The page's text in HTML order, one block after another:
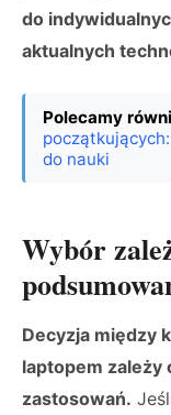
do
aktualnych
Polecamy
do nauki
Wybór
Decyzja między
laptopem zależy
zastosowań.